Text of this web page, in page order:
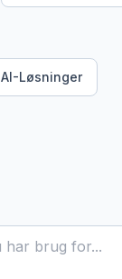
AI-Løsninger